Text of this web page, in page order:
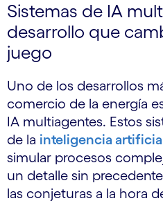
Sistemas de IA
desarrollo que
juego
Uno de los desarrollos
comercio de la energía
IA multiagentes. Estos
de la inteligencia
simular procesos
un detalle sin
las conjeturas a la hora